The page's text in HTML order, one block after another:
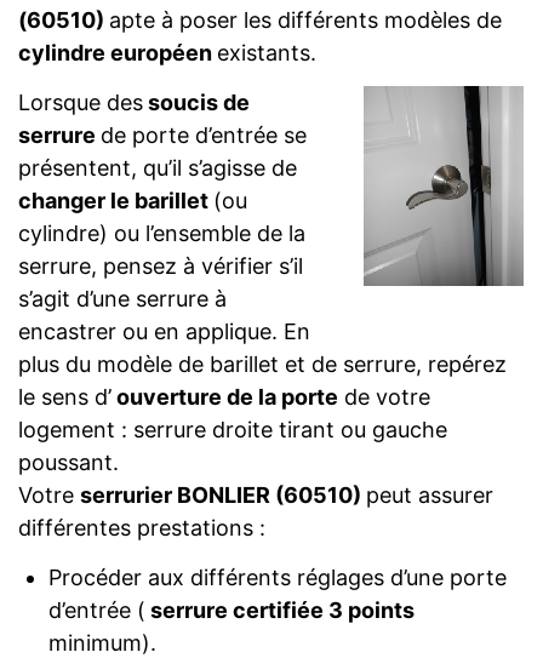
(60510) apte à poser les différents modèles de
cylindre européen existants.
Lorsque dessoucis de
serrure de porte d’entrée se
présentent, qu’il s’agisse de
changer le barillet (ou
cylindre) ou l’ensemble de la
serrure, pensez à vérifier s’il
s’agit d’une serrure à
encastrer ou en applique. En
plus du modèle de barillet et de serrure, repérez
le sens d’ouverture de la porte de votre
logement : serrure droite tirant ou gauche
poussant.
Votre serrurier BONLIER (60510) peut assurer
différentes prestations :
Procéder aux différents réglages d’une porte
d’entrée ( serrure certifiée 3 points
minimum).